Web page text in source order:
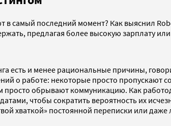
в самый последний момент? Как выяснил
предлагая более высокую зарплату
есть и менее рациональные причины,
о работе: некоторые просто пропускают
обрывают коммуникацию. Как
чтобы сократить вероятность их
хваткой» постоянной переписки или